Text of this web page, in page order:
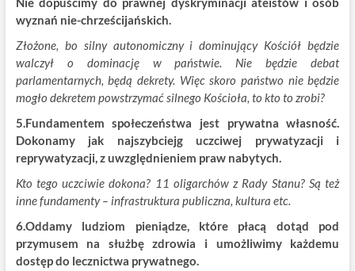
wyznań nie-chrześcijańskich.
Złożone, bo silny autonomiczny i dominujący Kościół będzie
walczył o dominację w państwie. Nie będzie debat
parlamentarnych, będą dekrety. Więc skoro państwo nie będzie
mogło dekretem powstrzymać silnego Kościoła, to kto to zrobi?
5.Fundamentem społeczeństwa jest prywatna własność.
Dokonamy jak najszybciejg uczciwej prywatyzacji i
reprywatyzacji, z uwzględnieniem praw nabytych.
Kto tego uczciwie dokona? 11 oligarchów z Rady Stanu? Są też
inne fundamenty – infrastruktura publiczna, kultura etc.
6.Oddamy ludziom pieniądze, które płacą dotąd pod
przymusem na służbę zdrowia i umożliwimy każdemu
dostęp do lecznictwa prywatnego.